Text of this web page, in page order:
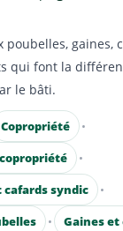
poubelles, gaines,
qui font la
le bâti.
Copropriété
•
•
syndic
•
• Gaines